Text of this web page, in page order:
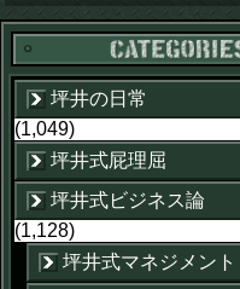
坪井の日常
(1,049)
坪井式屁理屈
坪井式ビジネス論
(1,128)
坪井式マネジメント